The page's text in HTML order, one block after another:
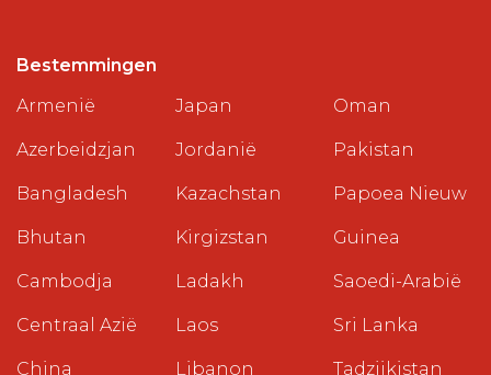
Bestemmingen
Armenië
Azerbeidzjan
Bangladesh
Bhutan
Cambodja
Centraal Azië
China
Japan
Jordanië
Kazachstan
Kirgizstan
Ladakh
Laos
Libanon
Oman
Pakistan
Papoea Nieuw
Guinea
Saoedi-Arabië
Sri Lanka
Tadzjikistan